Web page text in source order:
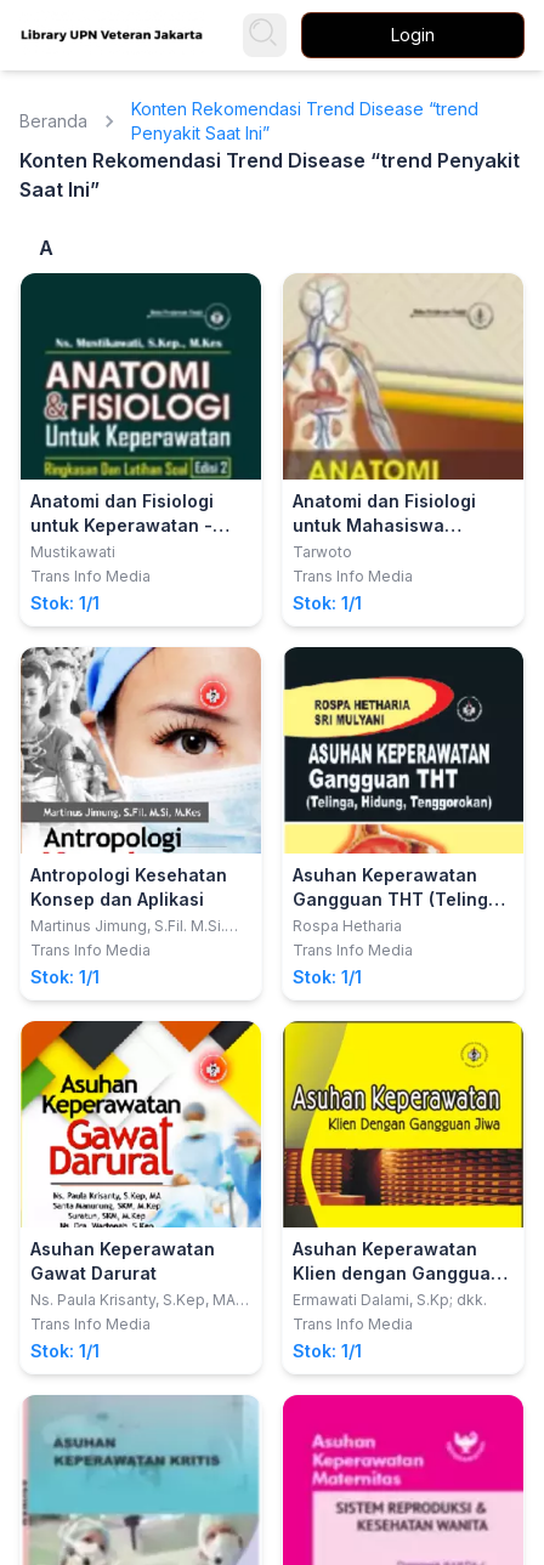
Login
Beranda
Konten Rekomendasi Trend Disease “trend
Penyakit Saat Ini”
Konten Rekomendasi Trend Disease “trend Penyakit
Saat Ini”
A
Anatomi dan Fisiologi
untuk Keperawatan -
Ringkasan dan Latihan
Soal (Edisi 2)
Mustikawati
Trans Info Media
Stok: 1/1
Anatomi dan Fisiologi
untuk Mahasiswa
Keperawatan
Tarwoto
Trans Info Media
Stok: 1/1
Antropologi Kesehatan
Konsep dan Aplikasi
Martinus Jimung, S.Fil. M.Si.
M.Kes
Trans Info Media
Stok: 1/1
Asuhan Keperawatan
Gangguan THT (Telinga,
Hidung, Tenggorokan)
Rospa Hetharia
Trans Info Media
Stok: 1/1
Asuhan Keperawatan
Gawat Darurat
Ns. Paula Krisanty, S.Kep, MA;
dkk
Trans Info Media
Stok: 1/1
Asuhan Keperawatan
Klien dengan Gangguan
Jiwa
Ermawati Dalami, S.Kp; dkk.
Trans Info Media
Stok: 1/1